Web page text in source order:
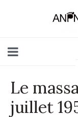
Le
juillet